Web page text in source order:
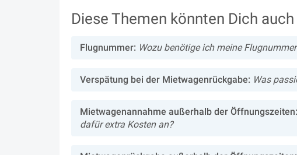
Diese Themen könnten Dich
Flugnummer: Wozu benötige ich meine
Verspätung bei der Mietwagenrückgabe: Was
Mietwagenannahme außerhalb der Öffnungszeiten:
dafür extra Kosten an?